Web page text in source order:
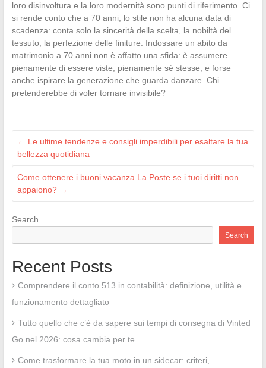
loro disinvoltura e la loro modernità sono punti di riferimento. Ci
si rende conto che a 70 anni, lo stile non ha alcuna data di
scadenza: conta solo la sincerità della scelta, la nobiltà del
tessuto, la perfezione delle finiture. Indossare un abito da
matrimonio a 70 anni non è affatto una sfida: è assumere
pienamente di essere viste, pienamente sé stesse, e forse
anche ispirare la generazione che guarda danzare. Chi
pretenderebbe di voler tornare invisibile?
← Le ultime tendenze e consigli imperdibili per esaltare la tua
bellezza quotidiana
Come ottenere i buoni vacanza La Poste se i tuoi diritti non
appaiono? →
Search
Search
Recent Posts
Comprendere il conto 513 in contabilità: definizione, utilità e
funzionamento dettagliato
Tutto quello che c’è da sapere sui tempi di consegna di Vinted
Go nel 2026: cosa cambia per te
Come trasformare la tua moto in un sidecar: criteri,